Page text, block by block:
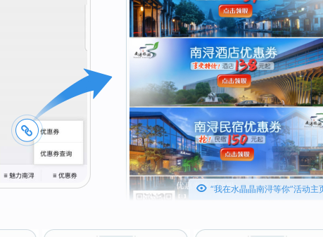
 “我在水晶晶南浔等你”活动主